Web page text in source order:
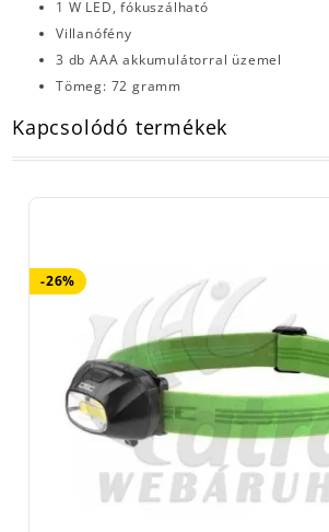
1 W LED, fókuszálható
Villanófény
3 db AAA akkumulátorral üzemel
Tömeg: 72 gramm
Kapcsolódó termékek
-26%